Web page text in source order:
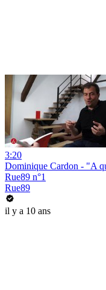
3:20
Dominique Cardon - "A
Rue89 n°1
Rue89
il y a 10 ans